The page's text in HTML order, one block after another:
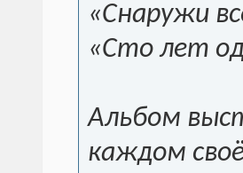
«Снаружи
«Сто лет
Альбом
каждом